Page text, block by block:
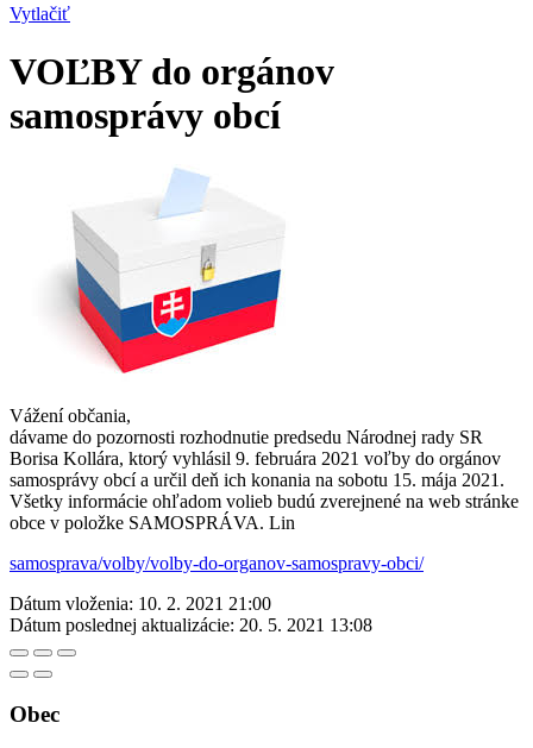
Vytlačiť
VOĽBY do orgánov
samosprávy obcí
Vážení občania,
dávame do pozornosti rozhodnutie predsedu Národnej rady SR
Borisa Kollára, ktorý vyhlásil 9. februára 2021 voľby do orgánov
samosprávy obcí a určil deň ich konania na sobotu 15. mája 2021.
Všetky informácie ohľadom volieb budú zverejnené na web stránke
obce v položke SAMOSPRÁVA. Lin
samosprava/volby/volby-do-organov-samospravy-obci/
Dátum vloženia: 10. 2. 2021 21:00
Dátum poslednej aktualizácie: 20. 5. 2021 13:08
Obec